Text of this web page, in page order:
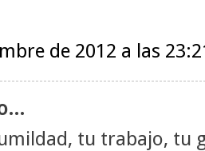
de 2012 a las
tu trabajo, tu